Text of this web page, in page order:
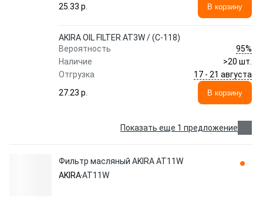
25.33 p.
В корзину
AKIRA OIL FILTER AT3W / (C-118)
Вероятность
95%
Наличие
>20 шт.
Отгрузка
17 - 21 августа
27.23 p.
В корзину
Показать еще 1 предложение
Фильтр масляный AKIRA AT11W
AKIRAAT11W